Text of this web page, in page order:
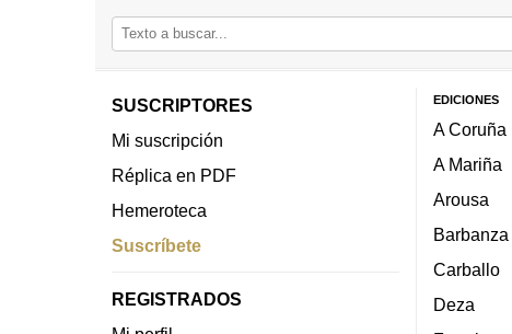
SUSCRIPTORES
Mi suscripción
Réplica en PDF
Hemeroteca
Suscríbete
REGISTRADOS
EDICIONES
A Coruña
A Mariña
Arousa
Barbanza
Carballo
Deza